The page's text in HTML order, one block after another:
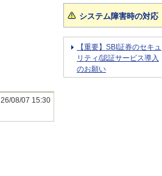
26/08/07 15:30
システム障害時の対応
【重要】SBI証券のセキュ
リティ/認証サービス導入
のお願い